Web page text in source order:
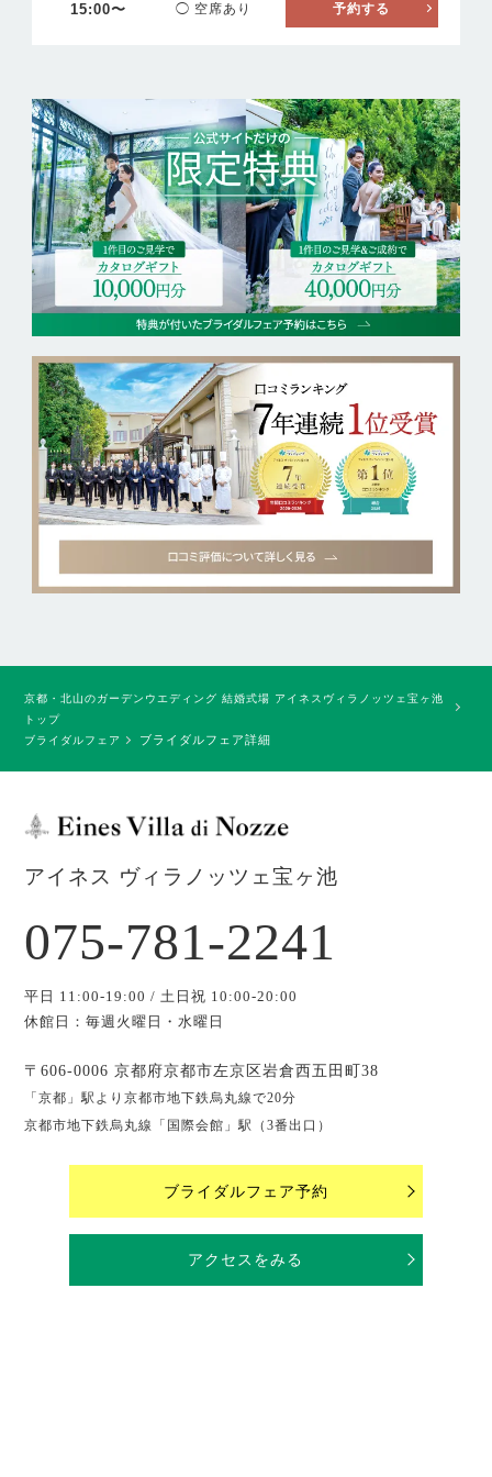
15:00〜 ◯ 空席あり 予約する
京都・北山のガーデンウエディング 結婚式場 アイネスヴィラノッツェ宝ヶ池
トップ
ブライダルフェア
ブライダルフェア詳細
アイネス ヴィラノッツェ宝ヶ池
075-781-2241
平日 11:00-19:00 / 土日祝 10:00-20:00
休館日：毎週火曜日・水曜日
〒606-0006 京都府京都市左京区岩倉西五田町38
「京都」駅より京都市地下鉄烏丸線で20分
京都市地下鉄烏丸線「国際会館」駅（3番出口）
ブライダルフェア予約
アクセスをみる